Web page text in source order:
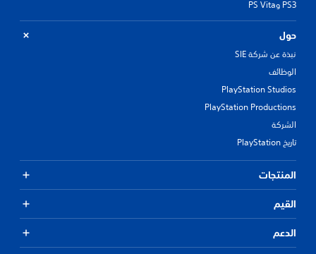
PS3 وPS Vita
حول
نبذة عن شركة SIE
الوظائف
PlayStation Studios
PlayStation Productions
الشركة
تاريخ PlayStation
المنتجات
القيم
الدعم